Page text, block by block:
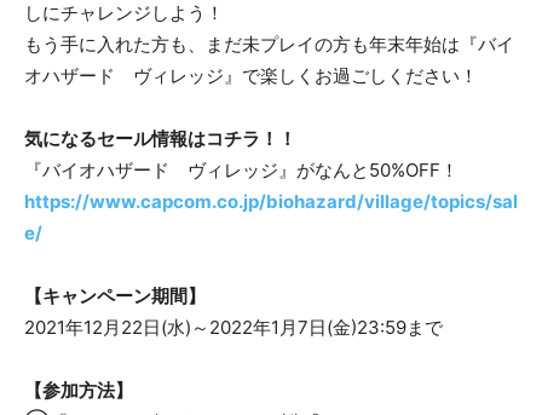
しにチャレンジしよう！
もう手に入れた方も、まだ未プレイの方も年末年始は『バイ
オハザード ヴィレッジ』で楽しくお過ごしください！
気になるセール情報はコチラ！！
『バイオハザード ヴィレッジ』がなんと50%OFF！
https://www.capcom.co.jp/biohazard/village/topics/sal
e/
【キャンペーン期間】
2021年12月22日(水)～2022年1月7日(金)23:59まで
【参加方法】